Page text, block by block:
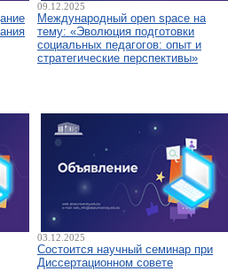
09.12.2025
Международный open space на
тему: «Эволюция подготовки
социальных педагогов: опыт и
стратегические перспективы»
03.12.2025
Состоится научный семинар при
Диссертационном совете